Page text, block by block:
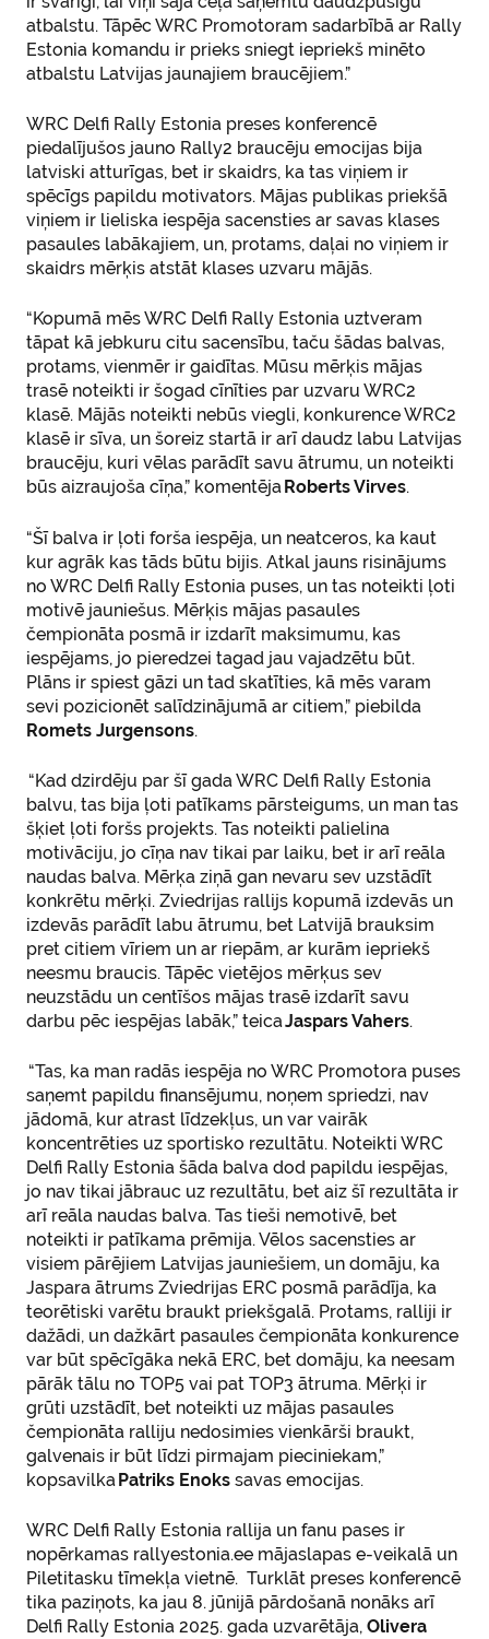
atbalstu. Tāpēc WRC Promotoram sadarbībā ar Rally
Estonia komandu ir prieks sniegt iepriekš minēto
atbalstu Latvijas jaunajiem braucējiem.”
WRC Delfi Rally Estonia preses konferencē
piedalījušos jauno Rally2 braucēju emocijas bija
latviski atturīgas, bet ir skaidrs, ka tas viņiem ir
spēcīgs papildu motivators. Mājas publikas priekšā
viņiem ir lieliska iespēja sacensties ar savas klases
pasaules labākajiem, un, protams, daļai no viņiem ir
skaidrs mērķis atstāt klases uzvaru mājās.
“Kopumā mēs WRC Delfi Rally Estonia uztveram
tāpat kā jebkuru citu sacensību, taču šādas balvas,
protams, vienmēr ir gaidītas. Mūsu mērķis mājas
trasē noteikti ir šogad cīnīties par uzvaru WRC2
klasē. Mājās noteikti nebūs viegli, konkurence WRC2
klasē ir sīva, un šoreiz startā ir arī daudz labu Latvijas
braucēju, kuri vēlas parādīt savu ātrumu, un noteikti
būs aizraujoša cīņa,” komentēja Roberts Virves.
“Šī balva ir ļoti forša iespēja, un neatceros, ka kaut
kur agrāk kas tāds būtu bijis. Atkal jauns risinājums
no WRC Delfi Rally Estonia puses, un tas noteikti ļoti
motivē jauniešus. Mērķis mājas pasaules
čempionāta posmā ir izdarīt maksimumu, kas
iespējams, jo pieredzei tagad jau vajadzētu būt.
Plāns ir spiest gāzi un tad skatīties, kā mēs varam
sevi pozicionēt salīdzinājumā ar citiem,” piebilda
Romets Jurgensons.
“Kad dzirdēju par šī gada WRC Delfi Rally Estonia
balvu, tas bija ļoti patīkams pārsteigums, un man tas
šķiet ļoti foršs projekts. Tas noteikti palielina
motivāciju, jo cīņa nav tikai par laiku, bet ir arī reāla
naudas balva. Mērķa ziņā gan nevaru sev uzstādīt
konkrētu mērķi. Zviedrijas rallijs kopumā izdevās un
izdevās parādīt labu ātrumu, bet Latvijā brauksim
pret citiem vīriem un ar riepām, ar kurām iepriekš
neesmu braucis. Tāpēc vietējos mērķus sev
neuzstādu un centīšos mājas trasē izdarīt savu
darbu pēc iespējas labāk,” teicaJaspars Vahers.
“Tas, ka man radās iespēja no WRC Promotora puses
saņemt papildu finansējumu, noņem spriedzi, nav
jādomā, kur atrast līdzekļus, un var vairāk
koncentrēties uz sportisko rezultātu. Noteikti WRC
Delfi Rally Estonia šāda balva dod papildu iespējas,
jo nav tikai jābrauc uz rezultātu, bet aiz šī rezultāta ir
arī reāla naudas balva. Tas tieši nemotivē, bet
noteikti ir patīkama prēmija. Vēlos sacensties ar
visiem pārējiem Latvijas jauniešiem, un domāju, ka
Jaspara ātrums Zviedrijas ERC posmā parādīja, ka
teorētiski varētu braukt priekšgalā. Protams, ralliji ir
dažādi, un dažkārt pasaules čempionāta konkurence
var būt spēcīgāka nekā ERC, bet domāju, ka neesam
pārāk tālu no TOP5 vai pat TOP3 ātruma. Mērķi ir
grūti uzstādīt, bet noteikti uz mājas pasaules
čempionāta ralliju nedosimies vienkārši braukt,
galvenais ir būt līdzi pirmajam pieciniekam,”
kopsavilkaPatriks Enoks savas emocijas.
WRC Delfi Rally Estonia rallija un fanu pases ir
nopērkamas rallyestonia.ee mājaslapas e-veikalā un
Piletitasku tīmekļa vietnē. Turklāt preses konferencē
tika paziņots, ka jau 8. jūnijā pārdošanā nonāks arī
Delfi Rally Estonia 2025. gada uzvarētāja,Olivera